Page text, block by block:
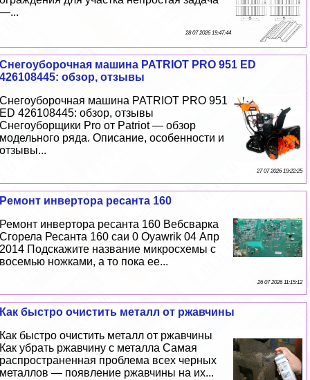
—...
28 07 2026 19:47:44
Снегоуборочная машина PATRIOT PRO 951 ED
426108445: обзор, отзывы
Снегоуборочная машина PATRIOT PRO 951
ED 426108445: обзор, отзывы
Снегоуборщики Pro от Patriot — обзор
модельного ряда. Описание, особенности и
отзывы...
27 07 2026 19:22:25
Ремонт инвертора ресанта 160
Ремонт инвертора ресанта 160 Вебсварка
Сгорела Ресанта 160 саи 0 Oyawrik 04 Апр
2014 Подскажите название микросхемы с
восемью ножками, а то пока ее...
26 07 2026 11:15:12
Как быстро очистить металл от ржавчины
Как быстро очистить металл от ржавчины
Как убрать ржавчину с металла Самая
распространенная проблема всех черных
металлов — появление ржавчины на их...